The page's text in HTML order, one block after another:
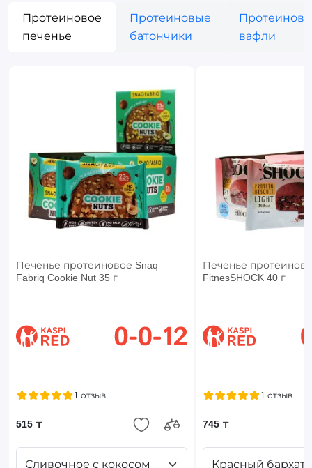
Протеиновое
печенье
Протеиновые
батончики
вафли
Печенье протеиновое Snaq
Fabriq Cookie Nut 35 г
1 отзыв
515 ₸
Сливочное с кокосом
Печенье
FitnesSHOCK 40 г
1 отзыв
745 ₸
Красный бархат